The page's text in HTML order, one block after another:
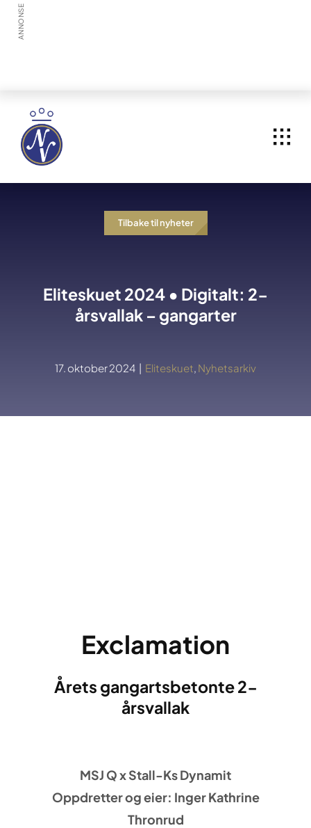
Skip
ANNONSE
Tilbake til nyheter
Eliteskuet 2024 • Digitalt: 2-
årsvallak – gangarter
17. oktober 2024 | Eliteskuet Nyhetsarkiv
Exclamation
Årets gangartsbetonte 2-
årsvallak
MSJ Q x Stall-Ks Dynamit
Oppdretter og eier: Inger Kathrine
Thronrud